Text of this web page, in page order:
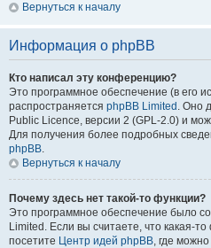
Вернуться к началу
Информация о phpBB
Кто написал эту конференцию?
Это программное обеспечение (в его
распространяется phpBB Limited . Оно
Public Licence, версии 2 (GPL-2.0) и
Для получения более подробных
phpBB.
Вернуться к началу
Почему здесь нет такой-то функции?
Это программное обеспечение было
Limited. Если вы считаете, что какая-
посетите Центр идей phpBB, где